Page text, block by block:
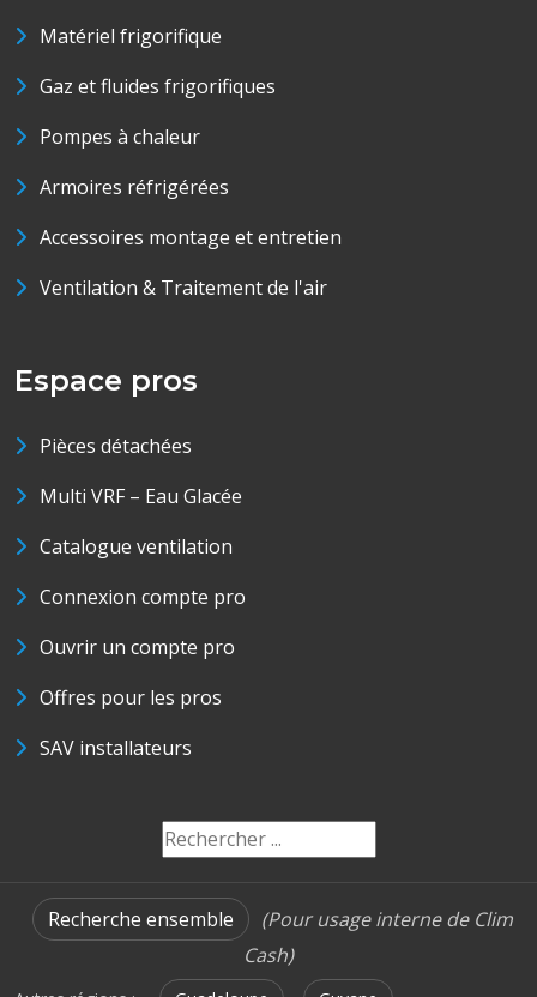
Matériel frigorifique
Gaz et fluides frigorifiques
Pompes à chaleur
Armoires réfrigérées
Accessoires montage et entretien
Ventilation & Traitement de l'air
Espace pros
Pièces détachées
Multi VRF – Eau Glacée
Catalogue ventilation
Connexion compte pro
Ouvrir un compte pro
Offres pour les pros
SAV installateurs
Recherche ensemble
(Pour usage interne de Clim
Cash)